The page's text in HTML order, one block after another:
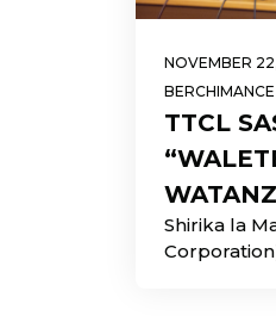
NOVEMBER
BERCHIMANCE
TTCL
Shirika la
Corporation)